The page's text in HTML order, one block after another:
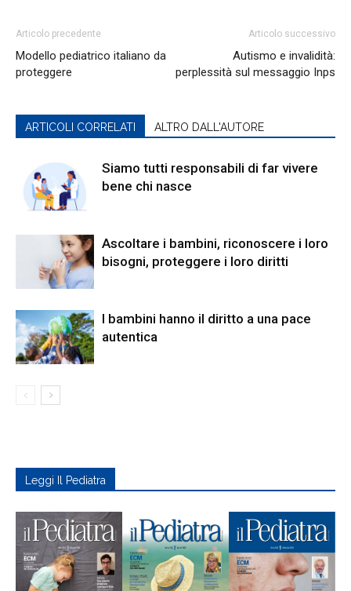
Articolo precedente
Modello pediatrico italiano da
proteggere
Articolo successivo
Autismo e invalidità:
perplessità sul messaggio Inps
ARTICOLI CORRELATI ALTRO DALL'AUTORE
Siamo tutti responsabili di far vivere
bene chi nasce
Ascoltare i bambini, riconoscere i loro
bisogni, proteggere i loro diritti
I bambini hanno il diritto a una pace
autentica
Leggi Il Pediatra